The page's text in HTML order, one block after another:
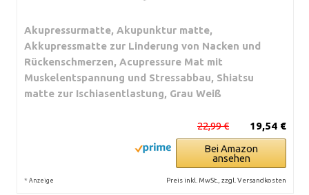
Akupressurmatte, Akupunktur matte,
Akkupressmatte zur Linderung von Nacken und
Rückenschmerzen, Acupressure Mat mit
Muskelentspannung und Stressabbau, Shiatsu
matte zur Ischiasentlastung, Grau Weiß
19,54 €
22,99 €
Bei Amazon
ansehen
* Anzeige Preis inkl. MwSt., zzgl. Versandkosten